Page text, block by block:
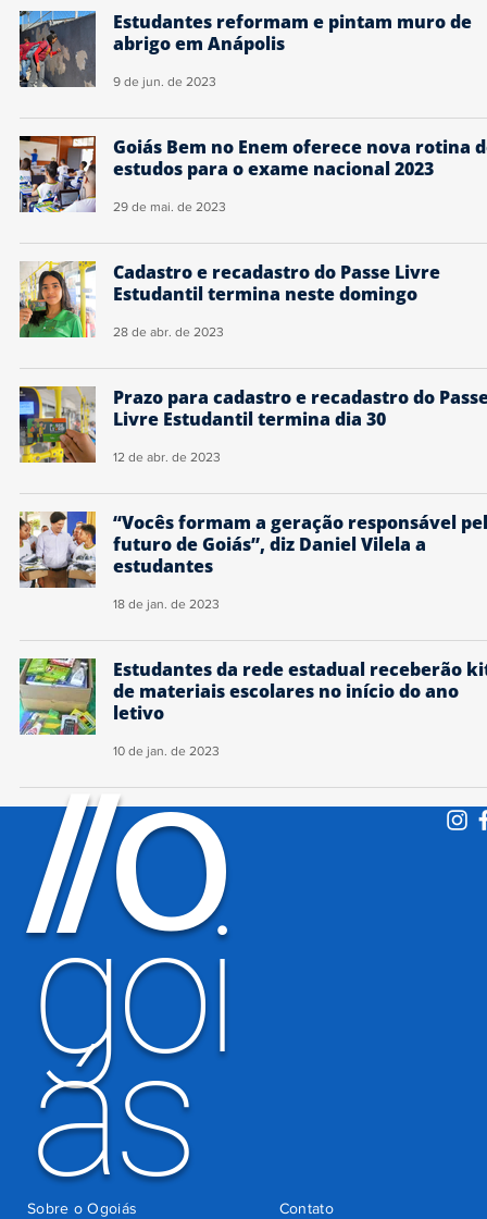
Estudantes reformam e pintam muro de
abrigo em Anápolis
9 de jun. de 2023
Goiás Bem no Enem oferece nova rotina
estudos para o exame nacional 2023
29 de mai. de 2023
Cadastro e recadastro do Passe Livre
Estudantil termina neste domingo
28 de abr. de 2023
Prazo para cadastro e recadastro do
Livre Estudantil termina dia 30
12 de abr. de 2023
“Vocês formam a geração responsável
futuro de Goiás”, diz Daniel Vilela a
estudantes
18 de jan. de 2023
Estudantes da rede estadual receberão
de materiais escolares no início do ano
letivo
10 de jan. de 2023
//O
goi
ás Contato
Sobre o Ogoiás